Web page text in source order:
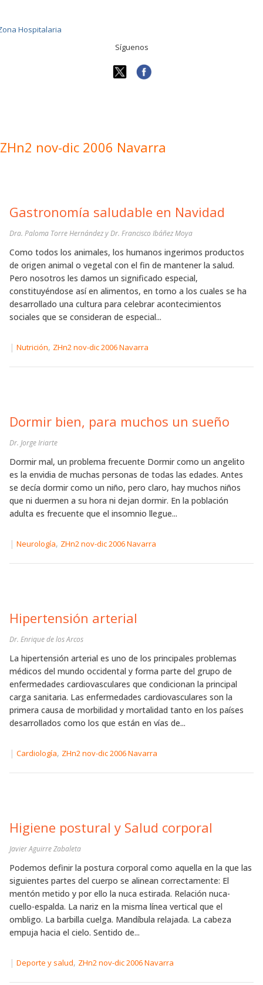
Síguenos
ZHn2 nov-dic 2006 Navarra
Gastronomía saludable en Navidad
Dra. Paloma Torre Hernández y Dr. Francisco Ibáñez Moya
Como todos los animales, los humanos ingerimos productos
de origen animal o vegetal con el fin de mantener la salud.
Pero nosotros les damos un significado especial,
constituyéndose así en alimentos, en torno a los cuales se ha
desarrollado una cultura para celebrar acontecimientos
sociales que se consideran de especial...
| Nutrición, ZHn2 nov-dic 2006 Navarra
Dormir bien, para muchos un sueño
Dr. Jorge Iriarte
Dormir mal, un problema frecuente Dormir como un angelito
es la envidia de muchas personas de todas las edades. Antes
se decía dormir como un niño, pero claro, hay muchos niños
que ni duermen a su hora ni dejan dormir. En la población
adulta es frecuente que el insomnio llegue...
| Neurología, ZHn2 nov-dic 2006 Navarra
Hipertensión arterial
Dr. Enrique de los Arcos
La hipertensión arterial es uno de los principales problemas
médicos del mundo occidental y forma parte del grupo de
enfermedades cardiovasculares que condicionan la principal
carga sanitaria. Las enfermedades cardiovasculares son la
primera causa de morbilidad y mortalidad tanto en los países
desarrollados como los que están en vías de...
| Cardiología, ZHn2 nov-dic 2006 Navarra
Higiene postural y Salud corporal
Javier Aguirre Zabaleta
Podemos definir la postura corporal como aquella en la que las
siguientes partes del cuerpo se alinean correctamente: El
mentón metido y por ello la nuca estirada. Relación nuca-
cuello-espalda. La nariz en la misma línea vertical que el
ombligo. La barbilla cuelga. Mandíbula relajada. La cabeza
empuja hacia el cielo. Sentido de...
| Deporte y salud, ZHn2 nov-dic 2006 Navarra